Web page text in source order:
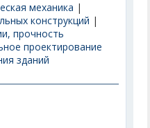
механика |
конструкций |
прочность
проектирование
зданий